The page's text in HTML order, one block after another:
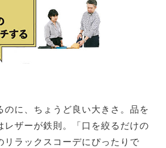
のに、ちょうど良い大きさ。品を
レザーが鉄則。「口を絞るだけの
リラックスコーデにぴったりで